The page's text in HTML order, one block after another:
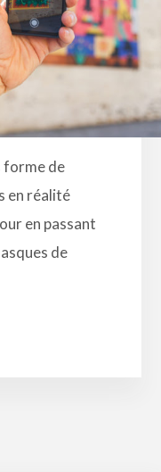
forme de
en réalité
en passant
de